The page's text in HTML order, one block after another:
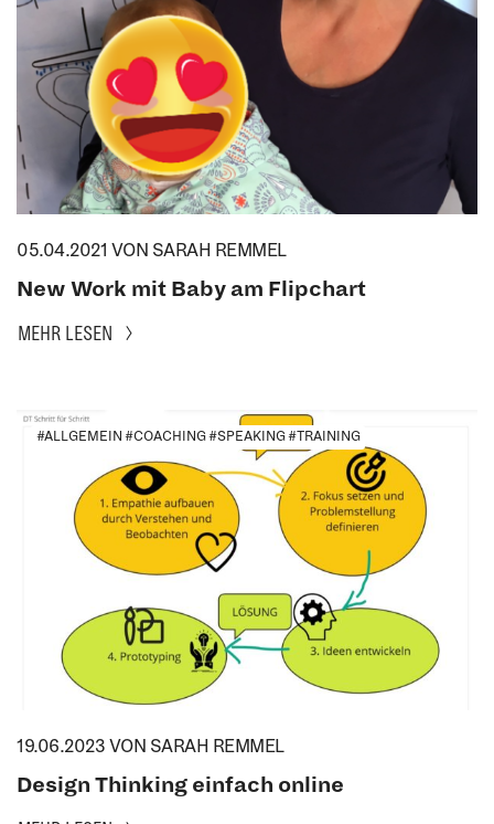
05.04.2021 VON SARAH REMMEL
New Work mit Baby am Flipchart
MEHR LESEN
#ALLGEMEIN #COACHING #SPEAKING #TRAINING
19.06.2023 VON SARAH REMMEL
Design Thinking einfach online